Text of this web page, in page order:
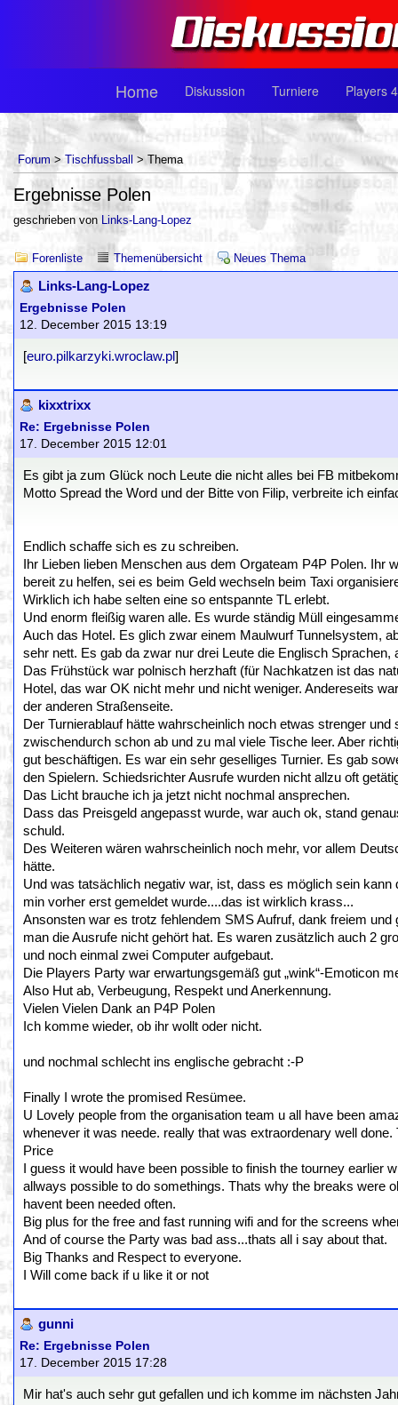
Home Diskussion Turniere Players
Forum > Tischfussball > Thema
Ergebnisse Polen
geschrieben von Links-Lang-Lopez
Forenliste Themenübersicht Neues Thema
Links-Lang-Lopez
Ergebnisse Polen
12. December 2015 13:19
[euro.pilkarzyki.wroclaw.pl]
kixxtrixx
Re: Ergebnisse Polen
17. December 2015 12:01
Es gibt ja zum Glück noch Leute die nicht alles bei FB
Motto Spread the Word und der Bitte von Filip, verbreite ich
Endlich schaffe sich es zu schreiben.
Ihr Lieben lieben Menschen aus dem Orgateam P4P Polen.
bereit zu helfen, sei es beim Geld wechseln beim Taxi
Wirklich ich habe selten eine so entspannte TL erlebt.
Und enorm fleißig waren alle. Es wurde ständig Müll
Auch das Hotel. Es glich zwar einem Maulwurf Tunnelsystem,
sehr nett. Es gab da zwar nur drei Leute die Englisch
Das Frühstück war polnisch herzhaft (für Nachkatzen ist das
Hotel, das war OK nicht mehr und nicht weniger. Andereseits
der anderen Straßenseite.
Der Turnierablauf hätte wahrscheinlich noch etwas strenger
zwischendurch schon ab und zu mal viele Tische leer. Aber
gut beschäftigen. Es war ein sehr geselliges Turnier. Es gab
den Spielern. Schiedsrichter Ausrufe wurden nicht allzu oft
Das Licht brauche ich ja jetzt nicht nochmal ansprechen.
Dass das Preisgeld angepasst wurde, war auch ok, stand
schuld.
Des Weiteren wären wahrscheinlich noch mehr, vor allem
hätte.
Und was tatsächlich negativ war, ist, dass es möglich sein
min vorher erst gemeldet wurde....das ist wirklich krass...
Ansonsten war es trotz fehlendem SMS Aufruf, dank freiem
man die Ausrufe nicht gehört hat. Es waren zusätzlich auch 2
und noch einmal zwei Computer aufgebaut.
Die Players Party war erwartungsgemäß gut „wink“-Emoticon
Also Hut ab, Verbeugung, Respekt und Anerkennung.
Vielen Vielen Dank an P4P Polen
Ich komme wieder, ob ihr wollt oder nicht.
und nochmal schlecht ins englische gebracht :-P
Finally I wrote the promised Resümee.
U Lovely people from the organisation team u all have been
whenever it was neede. really that was extraordenary well
Price
I guess it would have been possible to finish the tourney
allways possible to do somethings. Thats why the breaks were
havent been needed often.
Big plus for the free and fast running wifi and for the screens
And of course the Party was bad ass...thats all i say about that.
Big Thanks and Respect to everyone.
I Will come back if u like it or not
gunni
Re: Ergebnisse Polen
17. December 2015 17:28
Mir hat's auch sehr gut gefallen und ich komme im nächsten